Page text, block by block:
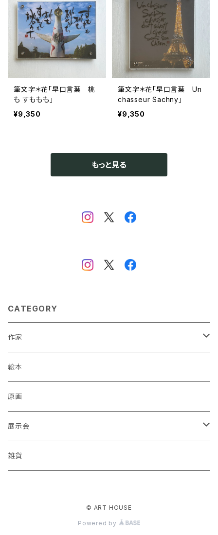
筆文字＊花「早口言葉 桃
も すももも」
¥9,350
筆文字＊花「早口言葉 Un
chasseur Sachny」
¥9,350
もっと見る
CATEGORY
作家
蒼川わか
あきやまりか
ashika
足立真人
絵本
原画
展示会
Mori / Kosamu.An 「トトニョロ 初展」
雑貨
© ART HOUSE
Powered by